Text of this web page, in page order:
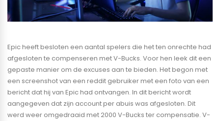
Epic heeft besloten een aantal spelers die het ten onrechte had
afgesloten te compenseren met V-Bucks. Voor hen leek dit een
gepaste manier om de excuses aan te bieden. Het begon met
een screenshot van een reddit gebruiker met een foto van een
bericht dat hij van Epic had ontvangen. In dit bericht wordt
aangegeven dat zijn account per abuis was afgesloten. Dit
werd weer omgedraaid met 2000 V-Bucks ter compensatie. V-